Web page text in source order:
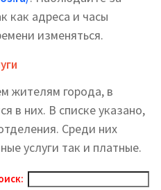
как адреса и часы
изменяться.
жителям города, в
в них. В списке указано,
Среди них
услуги так и платные.